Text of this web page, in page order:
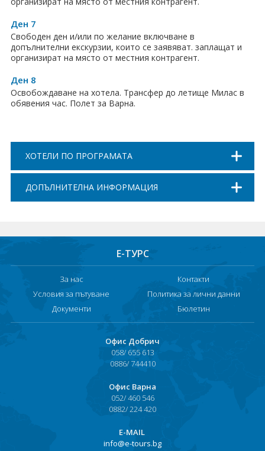
Ден 7
Свободен ден и/или по желание включване в
допълнителни екскурзии, които се заявяват. заплащат и
организират на място от местния контрагент.
Ден 8
Освобождаване на хотела. Трансфер до летище Милас в
обявения час. Полет за Варна.
ХОТЕЛИ ПО ПРОГРАМАТА
ДОПЪЛНИТЕЛНА ИНФОРМАЦИЯ
Е-ТУРС
За нас
Контакти
Условия за пътуване
Политика за лични данни
Документи
Бюлетин
Офис Добрич
058/ 655 613
0886/ 744410
Офис Варна
052/ 460 546
0882/ 224 420
Е-MAIL
info@e-tours.bg